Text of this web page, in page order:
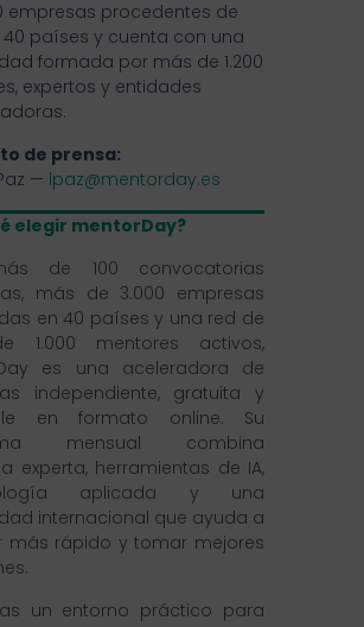
empresas procedentes de
países y cuenta con una
formada por más de 1.200
expertos y entidades
de prensa:
— lpaz@mentorday.es
elegir mentorDay?
de 100 convocatorias
más de 3.000 empresas
en 40 países y una red de
1.000 mentores activos,
es una aceleradora de
independiente, gratuita y
en formato online. Su
mensual combina
experta, herramientas de IA,
aplicada y una
internacional que ayuda a
más rápido y tomar mejores
un entorno práctico para